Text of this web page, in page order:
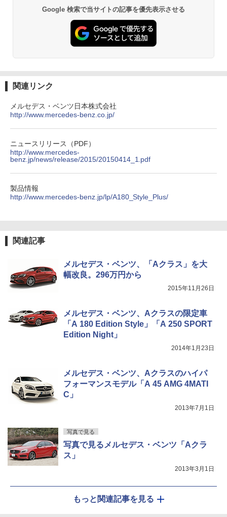
Google 検索で当サイトの記事を優先表示させる
関連リンク
メルセデス・ベンツ日本株式会社
http://www.mercedes-benz.co.jp/
ニュースリリース（PDF）
http://www.mercedes-
benz.jp/news/release/2015/20150414_1.pdf
製品情報
http://www.mercedes-benz.jp/lp/A180_Style_Plus/
関連記事
メルセデス・ベンツ、「Aクラス」を大
幅改良。296万円から
2015年11月26日
メルセデス・ベンツ、Aクラスの限定車
「A 180 Edition Style」「A 250 SPORT
Edition Night」
2014年1月23日
メルセデス・ベンツ、Aクラスのハイパ
フォーマンスモデル「A 45 AMG 4MATI
C」
2013年7月1日
写真で見る
写真で見るメルセデス・ベンツ「Aクラ
ス」
2013年3月1日
もっと関連記事を見る